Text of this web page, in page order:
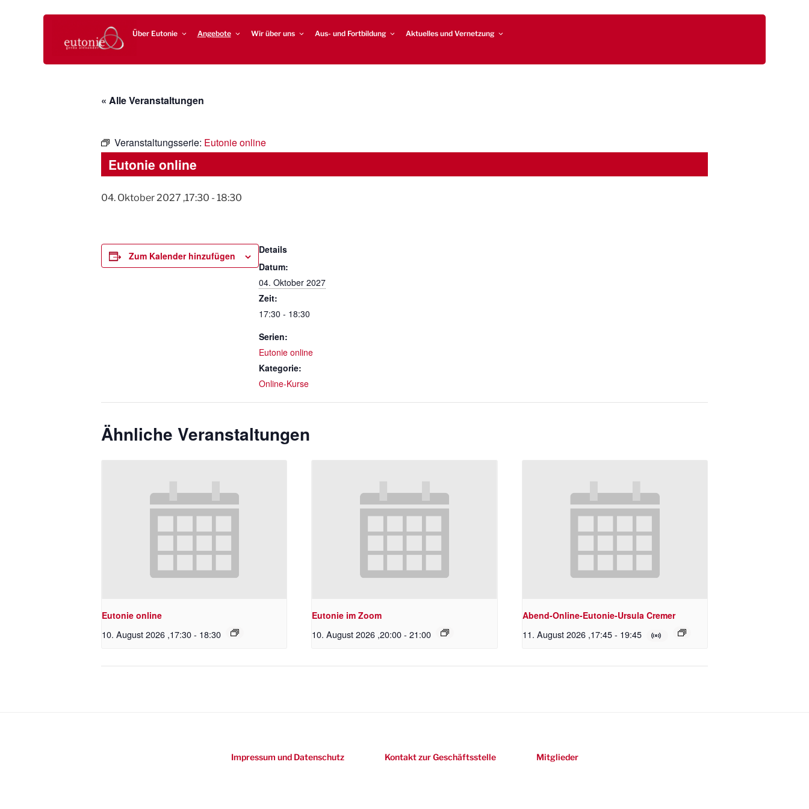
EUTONIE.DE
Über Eutonie Angebote Wir über uns Aus- und Fortbildung Aktuelles und Vernetzung
« Alle Veranstaltungen
Veranstaltungsserie: Eutonie online
Eutonie online
04. Oktober 2027 ,17:30 - 18:30
Zum Kalender hinzufügen
Details
Datum:
04. Oktober 2027
Zeit:
17:30 - 18:30
Serien:
Eutonie online
Kategorie:
Online-Kurse
Ähnliche Veranstaltungen
Eutonie online
10. August 2026 ,17:30- 18:30
Eutonie im Zoom
10. August 2026 ,20:00 - 21:00
Abend-Online-Eutonie-Ursula Cremer
11. August 2026 ,17:45- 19:45
Impressum und Datenschutz Kontakt zur Geschäftsstelle Mitglieder